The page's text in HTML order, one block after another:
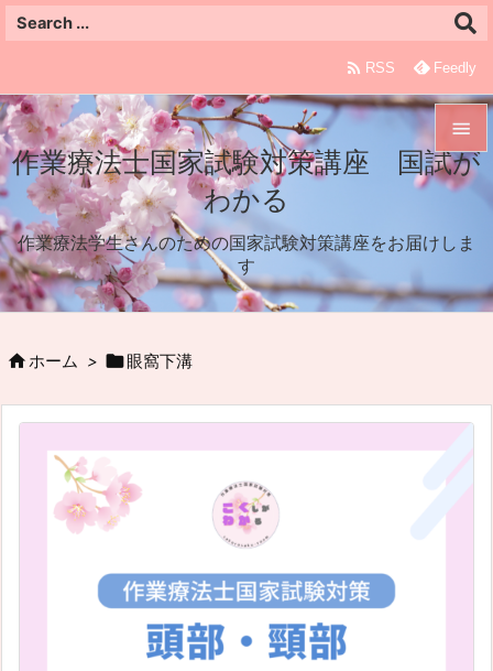
作業療法士国家試験対策講座 国試が
わかる
作業療法学生さんのための国家試験対策講座をお届けしま
す





 RSS Feedly
ホーム > 眼窩下溝